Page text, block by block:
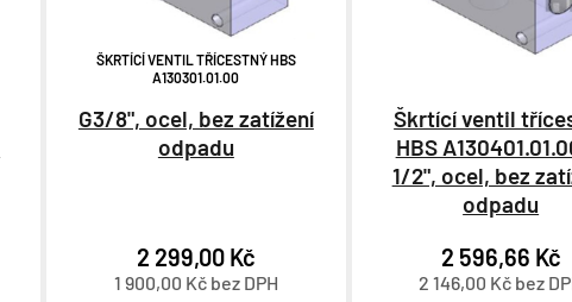
ŠKRTÍCÍ VENTIL TŘÍCESTNÝ HBS
A130301.01.00
G3/8", ocel, bez zatížení
odpadu
2 299,00 Kč
1 900,00 Kč bez DPH
Škrtící ventil
HBS
1/2", ocel, bez
odpadu
2 596,66 Kč
2 146,00 Kč bez